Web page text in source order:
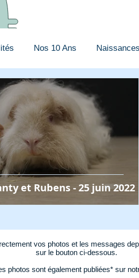
Nos 10 Ans Naissances
et Rubens - 25 juin 2022
vos photos et les messages
sur le bouton ci-dessous.
photos sont également publiées* sur